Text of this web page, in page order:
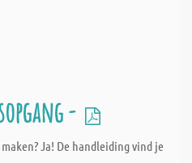
-
Ja! De handleiding vind je